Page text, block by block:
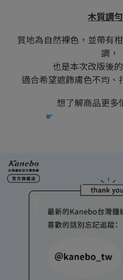
木質調
質地為自然裸色，並帶有
調，
也是本次改版後
適合希望遮飾膚色不均、
想了解商品更多
☛